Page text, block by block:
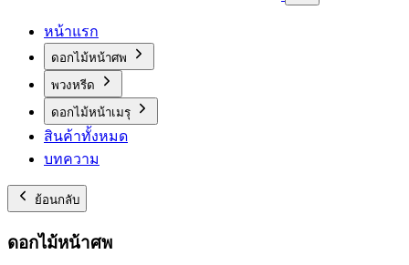
หน้าแรก
ดอกไม้หน้าศพ
พวงหรีด
ดอกไม้หน้าเมรุ
สินค้าทั้งหมด
บทความ
ย้อนกลับ
ดอกไม้หน้าศพ